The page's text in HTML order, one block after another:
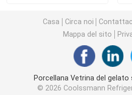
Deli Display Frigorifero
Dispositivo di
Congelatore per celle
Casa Circa noi
Mappa del sito
Porcellana Vetrina del gelato
© 2026 Coolssmann